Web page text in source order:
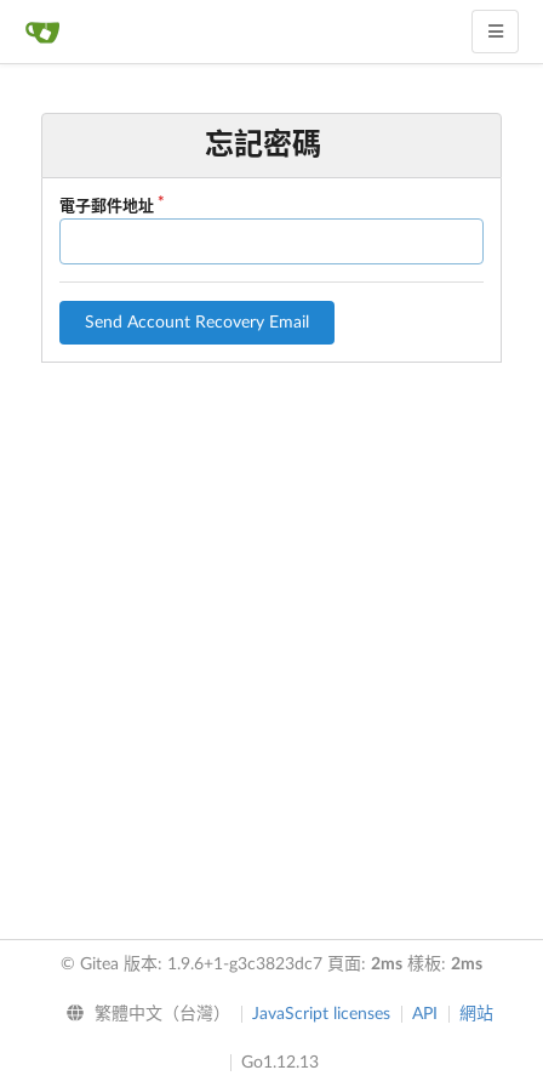
忘記密碼
電子郵件地址
Send Account Recovery Email
© Gitea 版本: 1.9.6+1-g3c3823dc7 頁面: 2ms 樣板: 2ms
繁體中文（台灣） JavaScript licenses API 網站
Go1.12.13